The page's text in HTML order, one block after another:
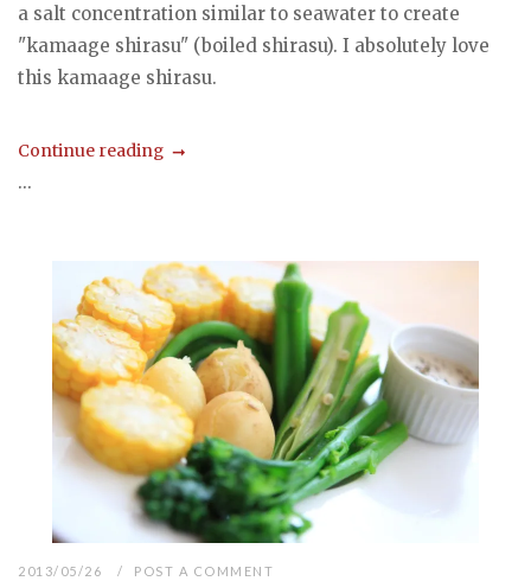
a salt concentration similar to seawater to create
"kamaage shirasu" (boiled shirasu). I absolutely love
this kamaage shirasu.
Continue reading
...
2013/05/26 POST A COMMENT